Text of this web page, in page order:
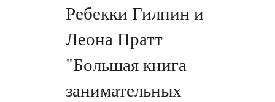
Ребекки Гилпин и
Леона Пратт
"Большая книга
занимательных